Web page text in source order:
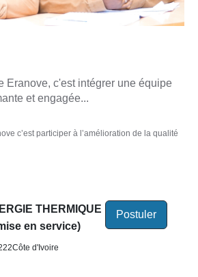
Eranove, c'est intégrer une équipe
et engagée...
c’est participer à l’amélioration de la qualité